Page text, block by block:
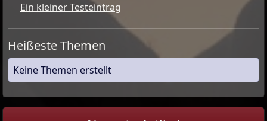
Ein kleiner Testeintrag
Heißeste Themen
Keine Themen erstellt